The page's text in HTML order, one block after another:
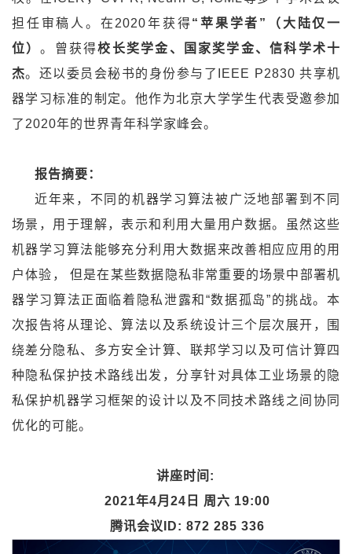
担任审稿人。在 2020年获得“苹果学者”（大陆仅一
位）。曾获得校长奖学金、国家奖学金、信科学术十
杰。还以委员会秘书的身份参与了 IEEE P2830共享机
器学习标准的制定。他作为北京大学学生代表受邀参加
了 2020年的世界青年科学家峰会。
报告摘要：
近年来，不同的机器学习算法被广泛地部署到不同
场景，用于理解，表示和利用大量用户数据。虽然这些
机器学习算法能够充分利用大数据来改善相应应用的用
户体验， 但是在某些数据隐私非常重要的场景中部署机
器学习算法正面临着隐私泄露和“数据孤岛”的挑战。本
次报告将从理论、算法以及系统设计三个层次展开，围
绕差分隐私、多方安全计算、联邦学习以及可信计算四
种隐私保护技术路线出发，分享针对具体工业场景的隐
私保护机器学习框架的设计以及不同技术路线之间协同
优化的可能。
讲座时间 :
2021年4月 24 日 周六 19:00
腾讯会议 ID: 872 285 336